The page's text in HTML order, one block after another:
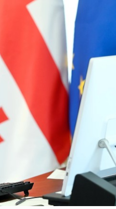
11
ზურაბ
„სოციალურად
დასაქმების